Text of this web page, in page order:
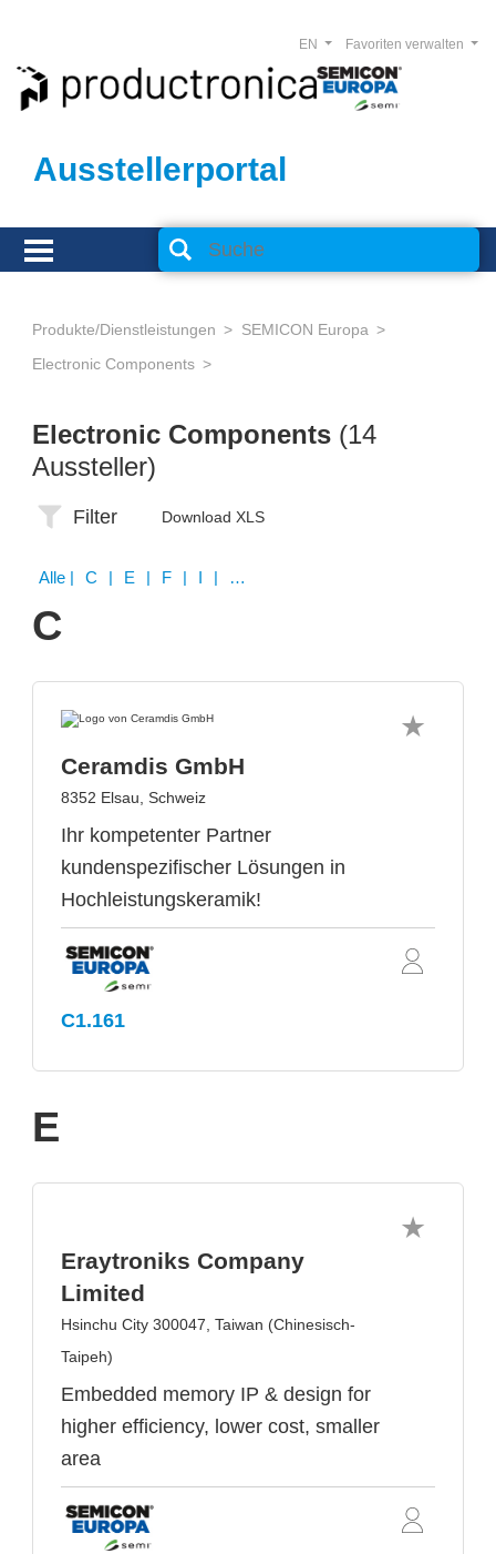
Ausstellerportal
Favoriten verwalten
EN
Produkte/Dienstleistungen
SEMICON Europa
Electronic Components
Electronic Components (14
Aussteller)
Filter Download XLS
Alle | C | E | F | I | M | N | P | S | T | U
C
Ceramdis GmbH
8352 Elsau, Schweiz
Ihr kompetenter Partner
kundenspezifischer Lösungen in
Hochleistungskeramik!
C1.161
E
Eraytroniks Company
Limited
Hsinchu City 300047, Taiwan (Chinesisch-
Taipeh)
Embedded memory IP & design for
higher efficiency, lower cost, smaller
area